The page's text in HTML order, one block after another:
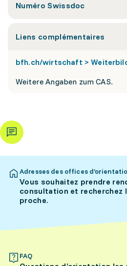
Numéro Swissdoc
Liens complémentaires
bfh.ch/wirtschaft >
Weitere Angaben zum CAS.
Adresses des offices
Vous souhaitez prendre
consultation et recherchez
proche.
FAQ